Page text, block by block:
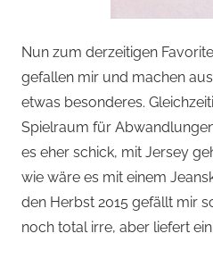
Nun zum derzeitigen
gefallen mir und machen
etwas besonderes.
Spielraum für
es eher schick, mit Jersey
wie wäre es mit einem
den Herbst 2015 gefällt mir
noch total irre, aber liefert